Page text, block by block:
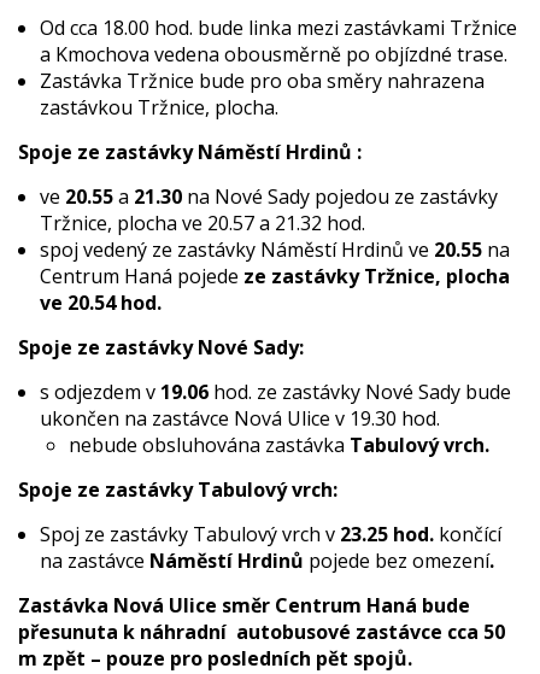
Od cca 18.00 hod. bude linka mezi zastávkami Tržnice
a Kmochova vedena obousměrně po objízdné trase.
Zastávka Tržnice bude pro oba směry nahrazena
zastávkou Tržnice, plocha.
Spoje ze zastávky Náměstí Hrdinů :
ve 20.55a 21.30 na Nové Sady pojedou ze zastávky
Tržnice, plocha ve 20.57 a 21.32 hod.
spoj vedený ze zastávky Náměstí Hrdinů ve 20.55 na
Centrum Haná pojede ze zastávky Tržnice, plocha
ve 20.54 hod.
Spoje ze zastávky Nové Sady:
s odjezdem v 19.06 hod. ze zastávky Nové Sady bude
ukončen na zastávce Nová Ulice v 19.30 hod.
nebude obsluhována zastávka Tabulový vrch.
Spoje ze zastávky Tabulový vrch:
Spoj ze zastávky Tabulový vrch v 23.25 hod. končící
na zastávce Náměstí Hrdinů pojede bez omezení.
Zastávka Nová Ulice směr Centrum Haná bude
přesunuta k náhradní autobusové zastávce cca 50
m zpět – pouze pro posledních pět spojů.